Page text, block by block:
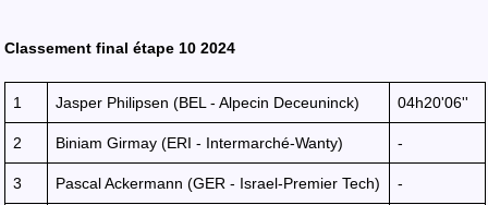
Classement final étape 10 2024
1 Jasper Philipsen (BEL - Alpecin Deceuninck) 04h20'06''
2 Biniam Girmay (ERI - Intermarché-Wanty) -
3 Pascal Ackermann (GER - Israel-Premier Tech) -